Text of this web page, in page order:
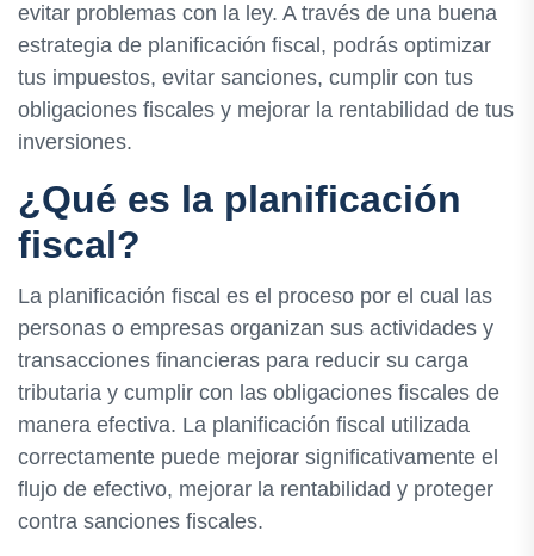
evitar problemas con la ley. A través de una buena
estrategia de planificación fiscal, podrás optimizar
tus impuestos, evitar sanciones, cumplir con tus
obligaciones fiscales y mejorar la rentabilidad de tus
inversiones.
¿Qué es la planificación
fiscal?
La planificación fiscal es el proceso por el cual las
personas o empresas organizan sus actividades y
transacciones financieras para reducir su carga
tributaria y cumplir con las obligaciones fiscales de
manera efectiva. La planificación fiscal utilizada
correctamente puede mejorar significativamente el
flujo de efectivo, mejorar la rentabilidad y proteger
contra sanciones fiscales.